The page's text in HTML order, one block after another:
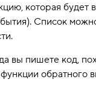
которая будет
Список
вы пишете код,
обратного